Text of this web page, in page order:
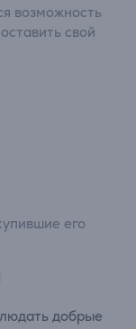
его
добрые
возможность
свой